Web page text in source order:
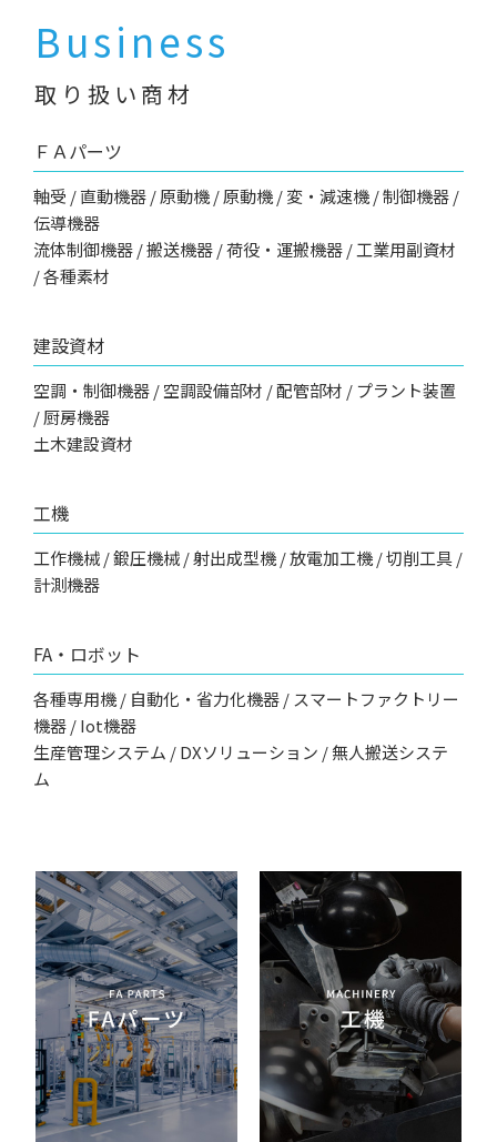
Business
取り扱い商材
ＦＡパーツ
軸受 / 直動機器 / 原動機 / 原動機 / 変・減速機 / 制御機器 /
伝導機器
流体制御機器 / 搬送機器 / 荷役・運搬機器 / 工業用副資材
/ 各種素材
建設資材
空調・制御機器 / 空調設備部材 / 配管部材 / プラント装置
/ 厨房機器
土木建設資材
工機
工作機械 / 鍛圧機械 / 射出成型機 / 放電加工機 / 切削工具 /
計測機器
FA・ロボット
各種専用機 / 自動化・省力化機器 / スマートファクトリー
機器 / Iot機器
生産管理システム / DXソリューション / 無人搬送システ
ム